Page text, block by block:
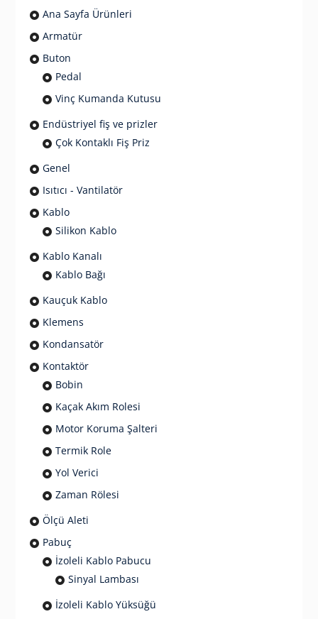
Ana Sayfa Ürünleri
Armatür
Buton
Pedal
Vinç Kumanda Kutusu
Endüstriyel fiş ve prizler
Çok Kontaklı Fiş Priz
Genel
Isıtıcı - Vantilatör
Kablo
Silikon Kablo
Kablo Kanalı
Kablo Bağı
Kauçuk Kablo
Klemens
Kondansatör
Kontaktör
Bobin
Kaçak Akım Rolesi
Motor Koruma Şalteri
Termik Role
Yol Verici
Zaman Rölesi
Ölçü Aleti
Pabuç
İzoleli Kablo Pabucu
Sinyal Lambası
İzoleli Kablo Yüksüğü